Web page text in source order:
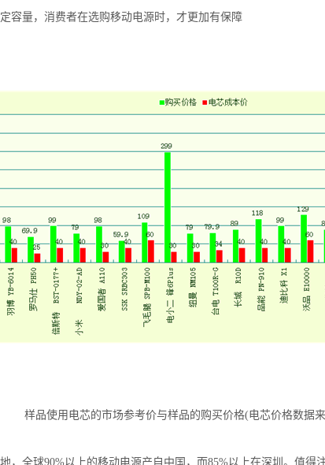
容量，消费者在选购移动电源时，才更加有保障
样品使用电芯的市场参考价与样品的购买价格(电芯价格数据
全球90%以上的移动电源产自中国，而85%以上在深圳。值得